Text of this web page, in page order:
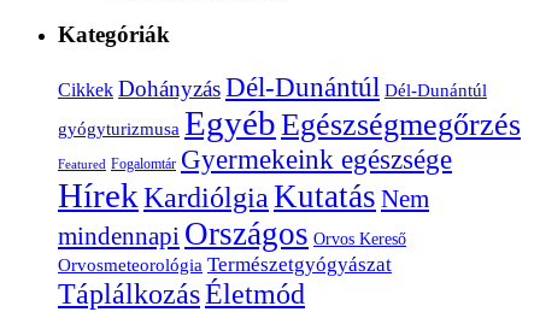
Kategóriák
Cikkek DohányzásDél-Dunántúl Dél-Dunántúl
gyógyturizmusa EgyébEgészségmegőrzés
Featured Fogalomtár Gyermekeink egészsége
HírekKardiólgia Kutatás Nem
mindennapi Országos Orvos Kereső
Orvosmeteorológia Természetgyógyászat
TáplálkozásÉletmód